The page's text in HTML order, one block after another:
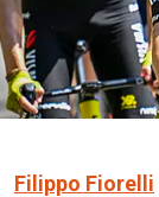
Filippo Fiorelli